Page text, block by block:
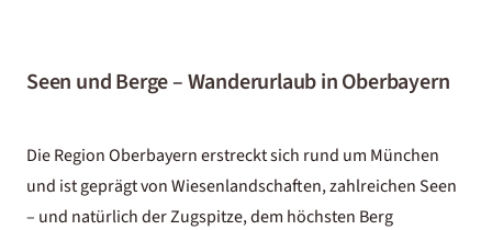
Seen und Berge – Wanderurlaub in Oberbayern
Die Region Oberbayern erstreckt sich rund um München
und ist geprägt von Wiesenlandschaften, zahlreichen Seen
– und natürlich der Zugspitze, dem höchsten Berg